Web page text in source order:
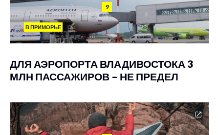
9
В ПРИМОРЬЕ
ДЛЯ АЭРОПОРТА ВЛАДИВОСТОКА 3
МЛН ПАССАЖИРОВ – НЕ ПРЕДЕЛ